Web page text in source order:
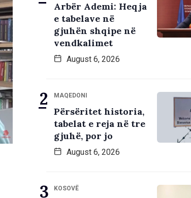
Arbër Ademi: Heqja
e tabelave në
gjuhën shqipe në
vendkalimet
August 6, 2026
MAQEDONI
Përsëritet historia,
tabelat e reja në tre
gjuhë, por jo
August 6, 2026
KOSOVË